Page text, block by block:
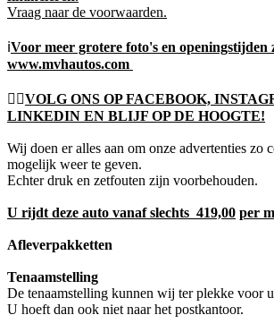
Vraag naar de voorwaarden.
ℹ️Voor meer grotere foto's en openingstijden
www.mvhautos.com
👍🏻VOLG ONS OP FACEBOOK,
LINKEDIN EN BLIJF OP DE HOOGTE!
Wij doen er alles aan om onze advertenties zo
mogelijk weer te geven.
Echter druk en zetfouten zijn voorbehouden.
U rijdt deze auto vanaf slechts 419,00 per
Afleverpakketten
Tenaamstelling
De tenaamstelling kunnen wij ter plekke voor
U hoeft dan ook niet naar het postkantoor.